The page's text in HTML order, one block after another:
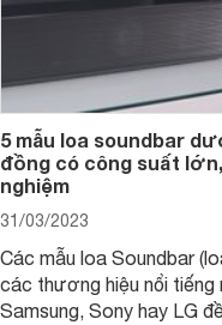
5 mẫu loa soundbar
đồng có công suất
nghiệm
31/03/2023
Các mẫu loa Soundbar
các thương hiệu nổi tiếng
Samsung, Sony hay LG